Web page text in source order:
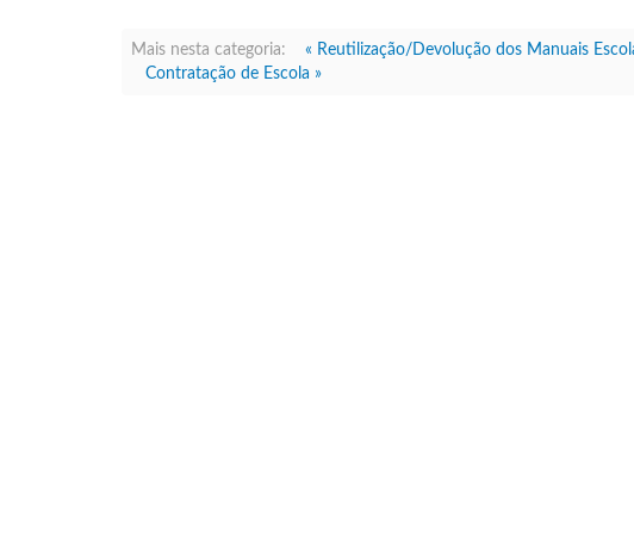
Mais nesta categoria:
« Reutilização/Devolução dos Manuais
Contratação de Escola »